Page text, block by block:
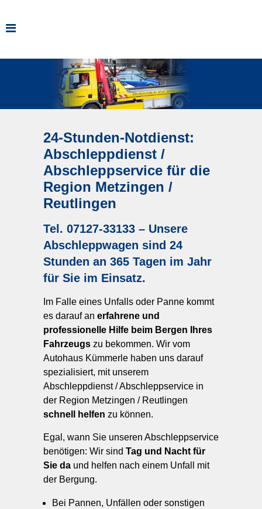
24-Stunden-Notdienst:
Abschleppdienst /
Abschleppservice für die
Region Metzingen /
Reutlingen
Tel. 07127-33133 – Unsere
Abschleppwagen sind 24
Stunden an 365 Tagen im Jahr
für Sie im Einsatz.
Im Falle eines Unfalls oder Panne kommt
es darauf an erfahrene und
professionelle Hilfe beim Bergen Ihres
Fahrzeugs zu bekommen. Wir vom
Autohaus Kümmerle haben uns darauf
spezialisiert, mit unserem
Abschleppdienst / Abschleppservice in
der Region Metzingen / Reutlingen
schnell helfen zu können.
Egal, wann Sie unseren Abschleppservice
benötigen: Wir sind Tag und Nacht für
Sie da und helfen nach einem Unfall mit
der Bergung.
Bei Pannen, Unfällen oder sonstigen